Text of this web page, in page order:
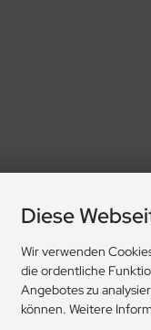
Diese
Wir verwenden
die ordentliche
Angebotes zu
können. Weitere